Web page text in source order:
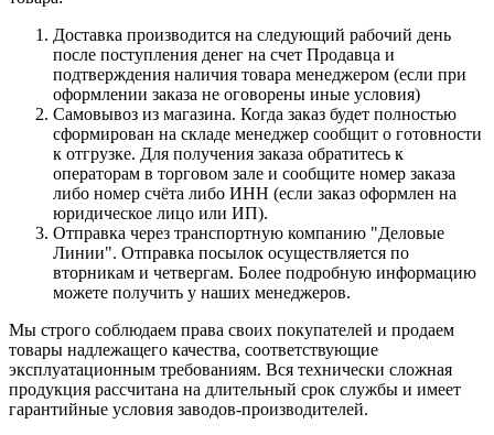
Доставка производится на следующий рабочий день
после поступления денег на счет Продавца и
подтверждения наличия товара менеджером (если при
оформлении заказа не оговорены иные условия)
Самовывоз из магазина. Когда заказ будет полностью
сформирован на складе менеджер сообщит о готовности
к отгрузке. Для получения заказа обратитесь к
операторам в торговом зале и сообщите номер заказа
либо номер счёта либо ИНН (если заказ оформлен на
юридическое лицо или ИП).
Отправка через транспортную компанию "Деловые
Линии". Отправка посылок осуществляется по
вторникам и четвергам. Более подробную информацию
можете получить у наших менеджеров.
Мы строго соблюдаем права своих покупателей и продаем
товары надлежащего качества, соответствующие
эксплуатационным требованиям. Вся технически сложная
продукция рассчитана на длительный срок службы и имеет
гарантийные условия заводов-производителей.